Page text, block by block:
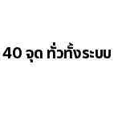
40 จุด ทั่วทั้งระบบ